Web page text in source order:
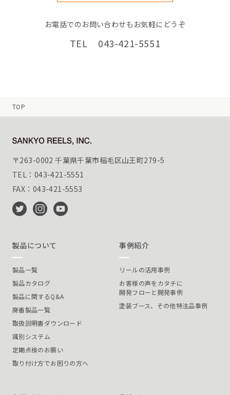
お電話でのお問い合わせもお気軽にどうぞ
TEL 043-421-5551
TOP
〒263-0002 千葉県千葉市稲毛区山王町279-5
TEL：043-421-5551
FAX：043-421-5553
製品について
製品一覧
製品カタログ
製品に関するQ&A
廃番製品一覧
取扱説明書ダウンロード
識別システム
定期点検のお願い
取り付け方でお困りの方へ
事例紹介
リールの活用事例
お客様の声をカタチに
開発フローと開発事例
塗装ブース、その他特注品事例